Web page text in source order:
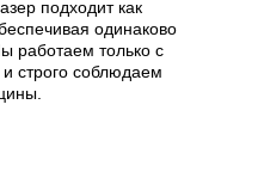
подходит как
одинаково
работаем только с
строго соблюдаем